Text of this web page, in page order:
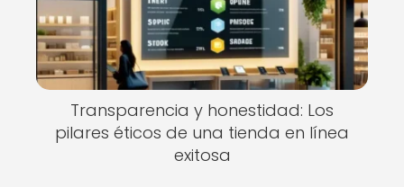
Transparencia y honestidad: Los
pilares éticos de una tienda en línea
exitosa